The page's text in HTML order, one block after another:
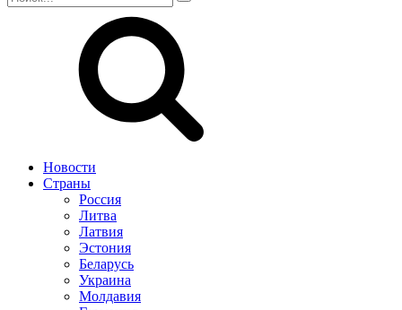
Новости
Страны
Россия
Литва
Латвия
Эстония
Беларусь
Украина
Молдавия